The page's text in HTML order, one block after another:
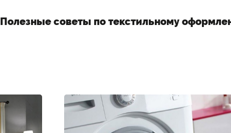
Полезные советы по текстильному